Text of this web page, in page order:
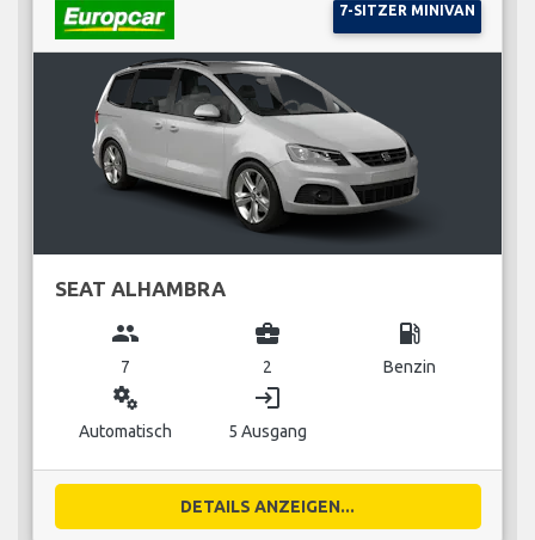
7-SITZER MINIVAN
SEAT ALHAMBRA
group
7
business_center
2
local_gas_station
Benzin
miscellaneous_services
Automatisch
login
5 Ausgang
DETAILS ANZEIGEN...